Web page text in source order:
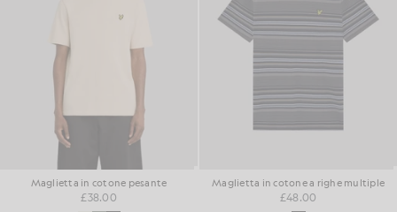
Maglietta in cotone pesante
£38.00
Maglietta in cotone a righe multiple
£48.00